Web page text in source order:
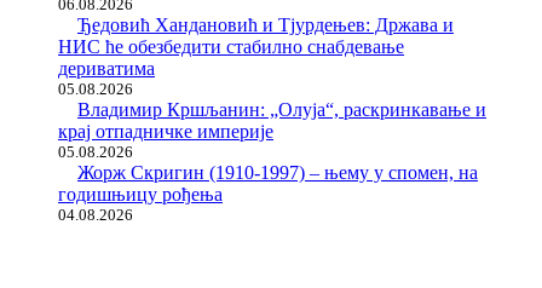
06.08.2026
Ђедовић Хандановић и Тјурдењев: Држава и
НИС ће обезбедити стабилно снабдевање
дериватима
05.08.2026
Владимир Кршљанин: „Олуја“, раскринкавање и
крај отпадничке империје
05.08.2026
Жорж Скригин (1910-1997) – њему у спомен, на
годишњицу рођења
04.08.2026